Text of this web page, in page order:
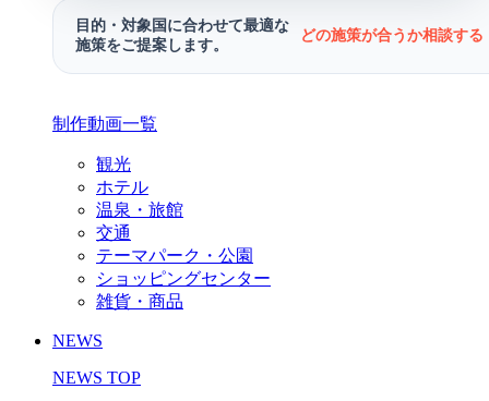
目的・対象国に合わせて最適な
施策をご提案します。
どの施策が合うか相談す
制作動画一覧
観光
ホテル
温泉・旅館
交通
テーマパーク・公園
ショッピングセンター
雑貨・商品
NEWS
NEWS TOP